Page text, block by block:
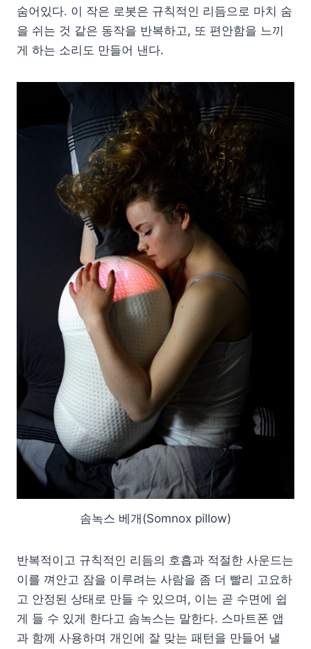
숨어있다. 이 작은 로봇은 규칙적인 리듬으로 마치 숨
을 쉬는 것 같은 동작을 반복하고, 또 편안함을 느끼
게 하는 소리도 만들어 낸다.
솜녹스 베개(Somnox pillow)
반복적이고 규칙적인 리듬의 호흡과 적절한 사운드는
이를 껴안고 잠을 이루려는 사람을 좀 더 빨리 고요하
고 안정된 상태로 만들 수 있으며, 이는 곧 수면에 쉽
게 들 수 있게 한다고 솜녹스는 말한다. 스마트폰 앱
과 함께 사용하며 개인에 잘 맞는 패턴을 만들어 낼